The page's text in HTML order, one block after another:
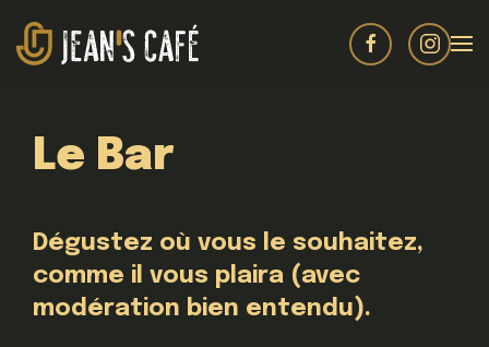
Le Bar
Dégustez où vous le souhaitez,
comme il vous plaira (avec
modération bien entendu).